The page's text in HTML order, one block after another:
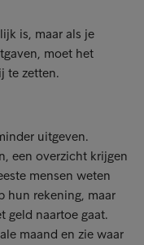
is, maar als je
moet het
te zetten.
uitgeven.
een overzicht krijgen
mensen weten
hun rekening, maar
geld naartoe gaat.
maand en zie waar